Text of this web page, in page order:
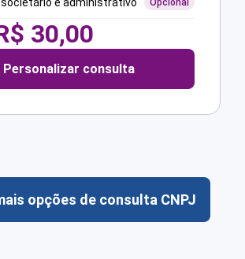
Opcional
30,00
Personalizar consulta
opções de consulta CNPJ